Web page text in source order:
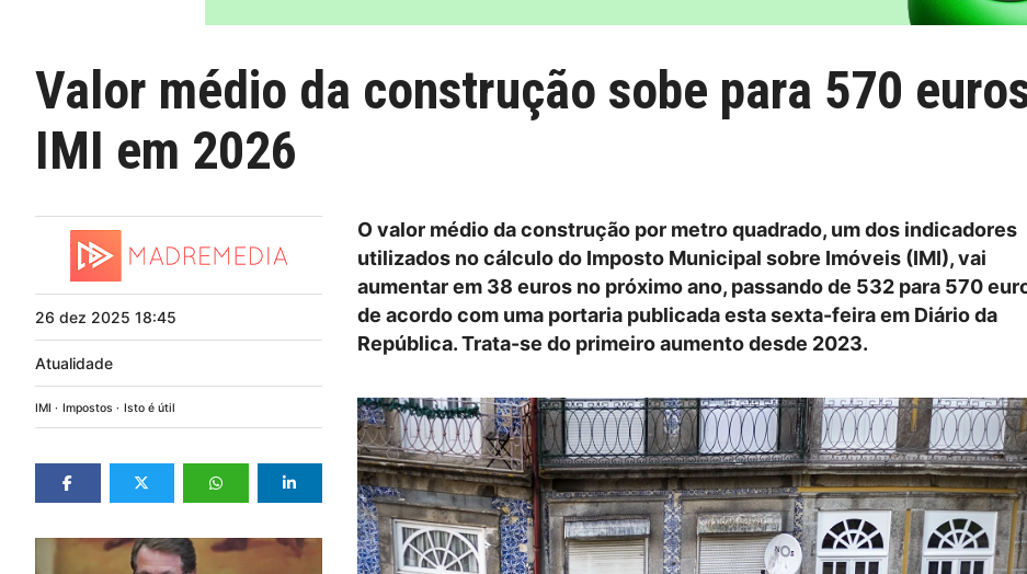
Valor médio da construção sobe para 570
IMI em 2026
26 dez 2025 18:45
Atualidade
IMI Impostos Isto é útil
O valor médio da construção por metro quadrado, um dos indicadores
utilizados no cálculo do Imposto Municipal sobre Imóveis (IMI), vai
aumentar em 38 euros no próximo ano, passando de 532 para 570
de acordo com uma portaria publicada esta sexta-feira em Diário da
República. Trata-se do primeiro aumento desde 2023.